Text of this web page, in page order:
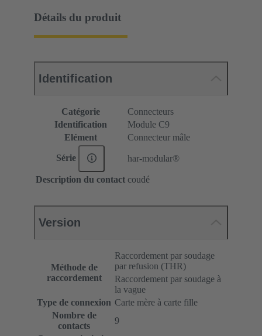
Détails du produit
Identification
Catégorie
Connecteurs
Identification
Module C9
Elément
Connecteur mâle
Série har-modular®
Description du contact coudé
Version
Méthode de
raccordement
Raccordement par soudage
par refusion (THR)
Raccordement par soudage à
la vague
Type de connexion Carte mère à carte fille
Nombre de
contacts
9